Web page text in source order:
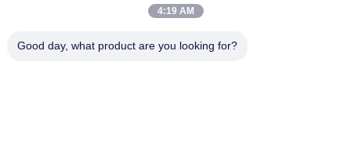
Benz de Delen
BMW-de Delen van
4:19 AM
Good day, what product are you looking for?